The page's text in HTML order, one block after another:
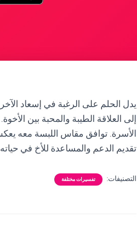
يدل الحلم على الرغبة في إسعاد
إلى العلاقة الطيبة والمحبة بين
الأسرة. توافق مقاس اللبسة معه
تقديم الدعم والمساعدة للأخ في
التصنيفات: تفسيرات مختلفة